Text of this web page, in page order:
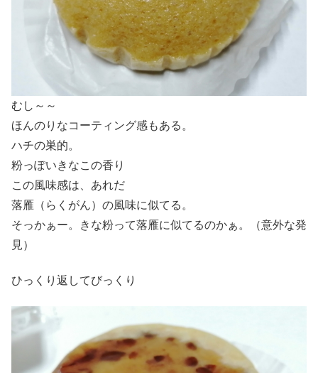
むし～～
ほんのりなコーティング感もある。
ハチの巣的。
粉っぽいきなこの香り
この風味感は、あれだ
落雁（らくがん）の風味に似てる。
そっかぁー。きな粉って落雁に似てるのかぁ。（意外な発
見）
ひっくり返してびっくり